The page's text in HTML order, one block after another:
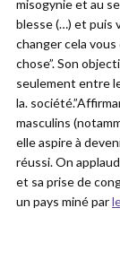
misogynie et au
blesse (…) et puis
changer cela
chose”. Son
seulement entre
la.
masculins
elle aspire à
réussi. On
et sa prise de
un pays miné par